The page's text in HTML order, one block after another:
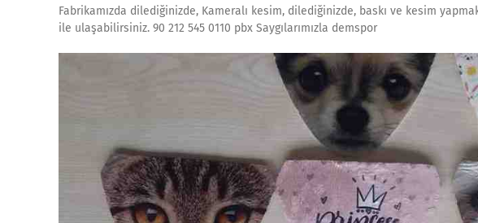
Fabrikamızda dilediğinizde, Kameralı kesim, dilediğinizde, baskı ve kesim
ile ulaşabilirsiniz. 90 212 545 0110 pbx Saygılarımızla demspor